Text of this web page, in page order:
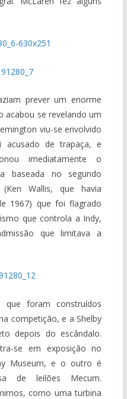
prever um enorme
acabou se revelando um
viu-se envolvido
acusado de trapaça, e
imediatamente o
baseada no segundo
Wallis, que havia
1967) que foi flagrado
que controla a Indy,
que limitava a
que foram construídos
competição, e a Shelby
depois do escândalo.
se em exposição no
Museum, e o outro é
de leilões Mecum.
como uma turbina